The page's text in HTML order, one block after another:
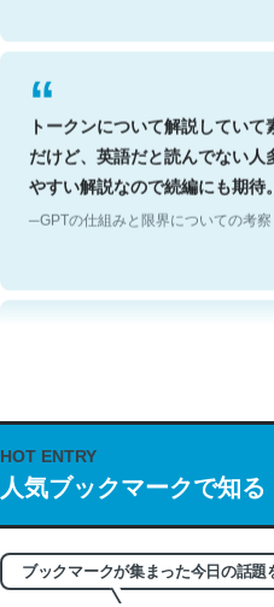
トークンについて解説していて
だけど、英語だと読んでない
やすい解説なので続編にも期待
─GPTの仕組みと限界についての考察
これは良記事。32768トークン
の伏線」は回収されないけど、
HOT ENTRY
人気ブックマークで知る
ブックマークが集まった今日の話題